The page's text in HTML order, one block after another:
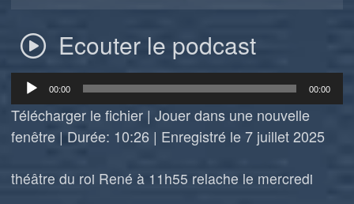
Ecouter le podcast
Lecteur
audio
00:00 00:00
Télécharger le fichier |Jouer dans une nouvelle
fenêtre | Durée: 10:26 | Enregistré le 7 juillet 2025
théâtre du roi René à 11h55 relache le mercredi